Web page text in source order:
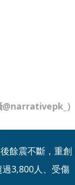
）
餘震不斷，重創
3,800人、受傷